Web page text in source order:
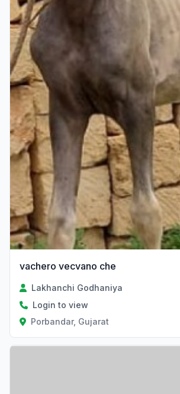
vachero vecvano che
Lakhanchi Godhaniya
Login to view
Porbandar, Gujarat